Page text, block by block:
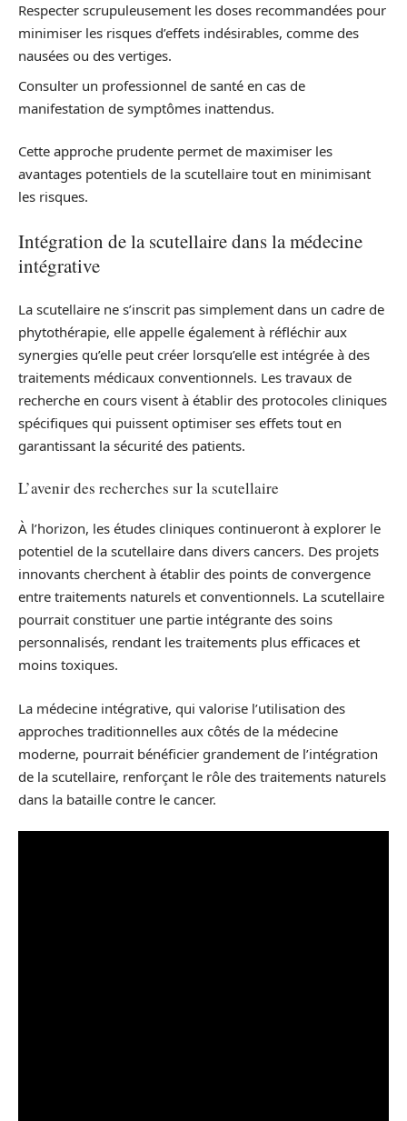
Respecter scrupuleusement les doses recommandées pour
minimiser les risques d’effets indésirables, comme des
nausées ou des vertiges.
Consulter un professionnel de santé en cas de
manifestation de symptômes inattendus.
Cette approche prudente permet de maximiser les
avantages potentiels de la scutellaire tout en minimisant
les risques.
Intégration de la scutellaire dans la médecine
intégrative
La scutellaire ne s’inscrit pas simplement dans un cadre de
phytothérapie, elle appelle également à réfléchir aux
synergies qu’elle peut créer lorsqu’elle est intégrée à des
traitements médicaux conventionnels. Les travaux de
recherche en cours visent à établir des protocoles cliniques
spécifiques qui puissent optimiser ses effets tout en
garantissant la sécurité des patients.
L’avenir des recherches sur la scutellaire
À l’horizon, les études cliniques continueront à explorer le
potentiel de la scutellaire dans divers cancers. Des projets
innovants cherchent à établir des points de convergence
entre traitements naturels et conventionnels. La scutellaire
pourrait constituer une partie intégrante des soins
personnalisés, rendant les traitements plus efficaces et
moins toxiques.
La médecine intégrative, qui valorise l’utilisation des
approches traditionnelles aux côtés de la médecine
moderne, pourrait bénéficier grandement de l’intégration
de la scutellaire, renforçant le rôle des traitements naturels
dans la bataille contre le cancer.